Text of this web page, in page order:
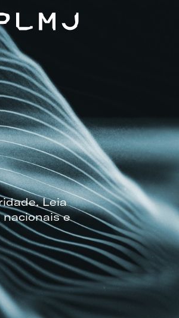
PLMJ
Leia
e